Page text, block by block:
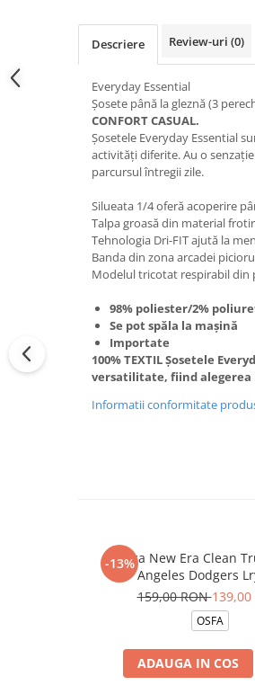
Descriere Review-uri (0)
Everyday Essential
Șosete până la gleznă (3
CONFORT CASUAL.
Șosetele Everyday Essential
activități diferite. Au o
parcursul întregii zile.
Silueata 1/4 oferă acoperire
Talpa groasă din material
Tehnologia Dri-FIT ajută la
Banda din zona arcadei
Modelul tricotat respirabil din
98% poliester/2%
Se pot spăla la mașină
Importate
100% TEXTIL Șosetele
versatilitate, fiind
Informatii conformitate
-13%
Sapca New Era Clean
Angeles Dodgers
159,00 RON139,00
OSFA
ADAUGA IN COS